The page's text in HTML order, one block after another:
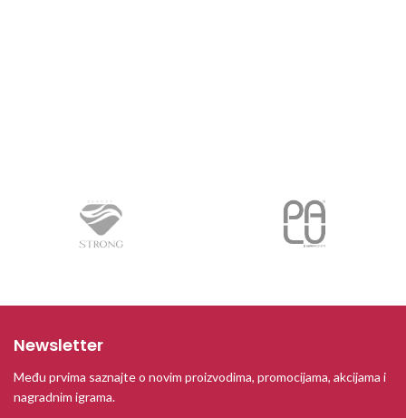
Newsletter
Među prvima saznajte o novim proizvodima, promocijama, akcijama i
nagradnim igrama.